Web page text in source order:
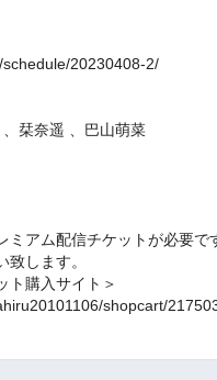
20230408-2/
栞奈遥 、巴山萌菜
アム配信チケットが必要で
致します。
ト購入サイト＞
shopcart/